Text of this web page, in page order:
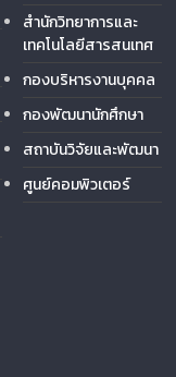
สำนักวิทยาการและ
เทคโนโลยีสารสนเทศ
กองบริหารงานบุคคล
กองพัฒนานักศึกษา
สถาบันวิจัยและพัฒนา
ศูนย์คอมพิวเตอร์